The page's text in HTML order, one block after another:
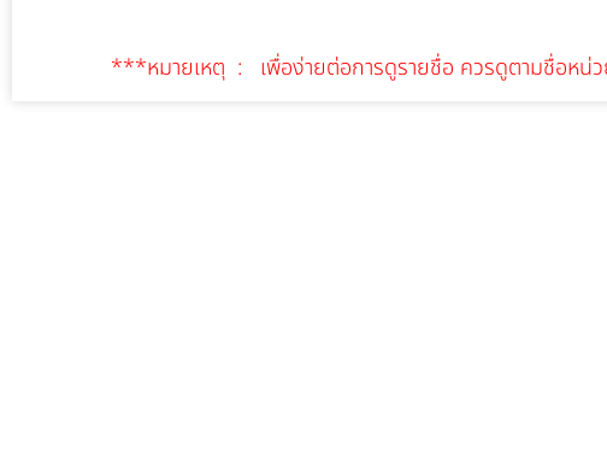
***หมายเหตุ : เพื่อง่ายต่อการดูรายชื่อ ควรดูตามชื่อหน่ว